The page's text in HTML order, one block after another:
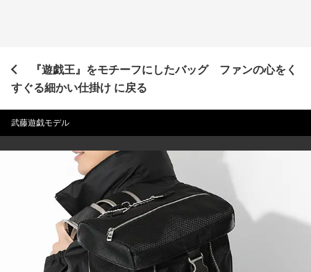
『遊戯王』をモチーフにしたバッグ ファンの心をく
すぐる細かい仕掛け に戻る
武藤遊戯モデル